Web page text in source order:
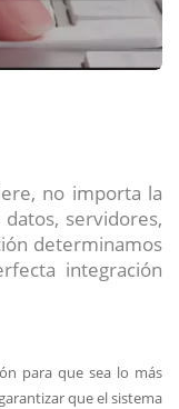
no importa la
servidores,
determinamos
integración
para que sea lo más
que el sistema